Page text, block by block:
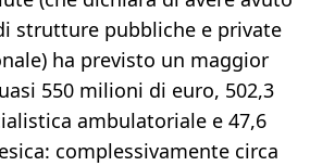
strutture pubbliche e private
ha previsto un maggior
550 milioni di euro, 502,3
ambulatoriale e 47,6
complessivamente circa